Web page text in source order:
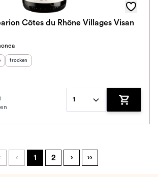
Côtes du Rhône Villages Visan
:
Geschmack
trocken
1
Zum
‹ 1 2 › ››